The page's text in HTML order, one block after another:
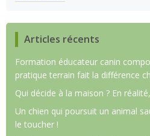
Articles récents
Formation éducateur canin
pratique terrain fait la différence
Qui décide à la maison ? En
Un chien qui poursuit un animal
le toucher !